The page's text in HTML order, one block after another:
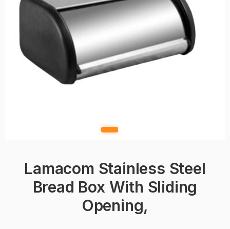
Lamacom Stainless Steel
Bread Box With Sliding
Opening,